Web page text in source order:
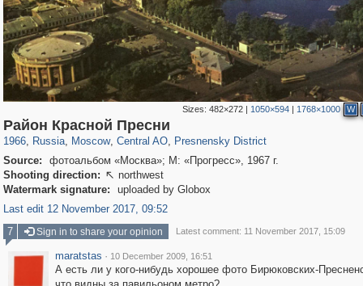
Sizes:482×272 | 1050×594 | 1768×1000 W
Район Красной Пресни
1966, Russia
1,407,253 29,248
, Moscow
319,878 8,286
, Central AO
160,021 5,916
, Presnensky District
13,345
Source:
фотоальбом «Москва»; М: «Прогресс», 1967 г.
Shooting direction:  northwest
Watermark signature:
uploaded by Globox
Last edit 12 November 2017, 09:52
7
Sign in to share your opinion Latest comment: 11 November 2017, 15:09
maratstas · 10 December 2009, 16:51
А есть ли у кого-нибудь хорошее фото Бирюковских-